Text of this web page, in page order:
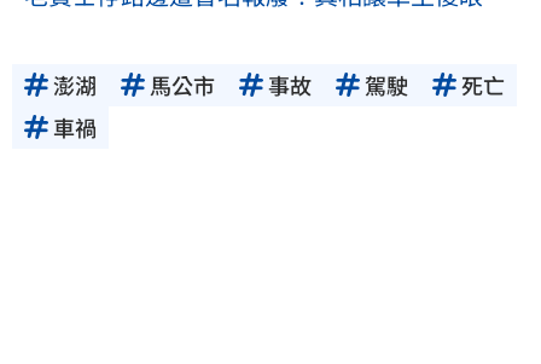
澎湖 馬公市 事故 駕駛
死亡
車禍